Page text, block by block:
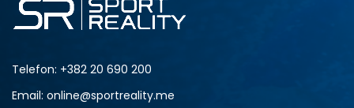
Telefon: +382 20 690 200
Email: online@sportreality.me